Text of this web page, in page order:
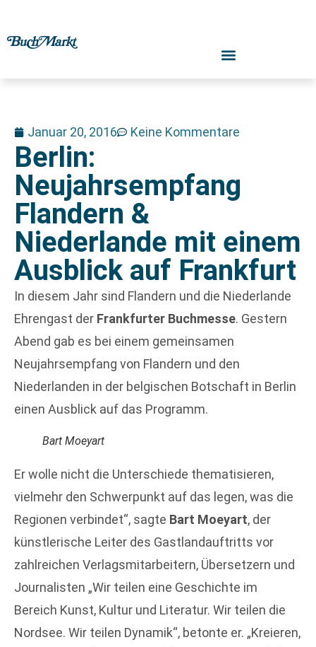
Januar 20, 2016 Keine Kommentare
Berlin:
Neujahrsempfang
Flandern &
Niederlande mit einem
Ausblick auf Frankfurt
In diesem Jahr sind Flandern und die Niederlande
Ehrengast der Frankfurter Buchmesse. Gestern
Abend gab es bei einem gemeinsamen
Neujahrsempfang von Flandern und den
Niederlanden in der belgischen Botschaft in Berlin
einen Ausblick auf das Programm.
Bart Moeyart
Er wolle nicht die Unterschiede thematisieren,
vielmehr den Schwerpunkt auf das legen, was die
Regionen verbindet“, sagte Bart Moeyart, der
künstlerische Leiter des Gastlandauftritts vor
zahlreichen Verlagsmitarbeitern, Übersetzern und
Journalisten „Wir teilen eine Geschichte im
Bereich Kunst, Kultur und Literatur. Wir teilen die
Nordsee. Wir teilen Dynamik“, betonte er. „Kreieren,